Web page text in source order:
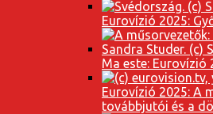
Eurovízió 2025:
Ma este: Eurovízió
Eurovízió 2025: A
továbbjutói és a